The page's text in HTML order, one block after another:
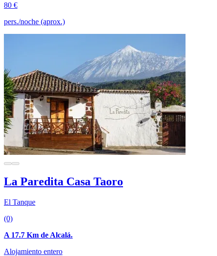
80 €
pers./noche (aprox.)
La Paredita Casa Taoro
El Tanque
(0)
A 17.7 Km de Alcalá.
Alojamiento entero